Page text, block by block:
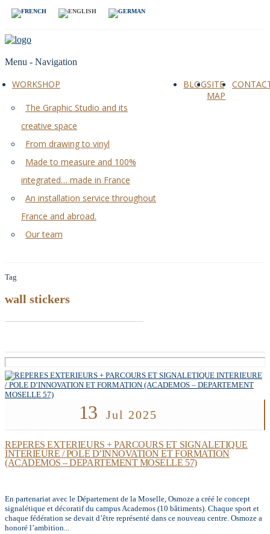
Menu - Navigation
WORKSHOP
The Graphic Studio and its
creative space
From drawing to vinyl
Made to measure and 100%
integrated… made in France
An installation service throughout
France and abroad.
Our team
BLOGSITE
MAP
Tag
wall stickers
13 Jul 2025
REPERES EXTERIEURS + PARCOURS ET SIGNALETIQUE
INTERIEURE / POLE D’INNOVATION ET FORMATION
(ACADEMOS – DEPARTEMENT MOSELLE 57)
En partenariat avec le Département de la Moselle, Osmoze a créé le concept
signalétique et décoratif du campus Academos (10 bâtiments). Chaque sport et
chaque fédération se devait d’être représenté dans ce nouveau centre. Osmoze a
honoré l’ambition...